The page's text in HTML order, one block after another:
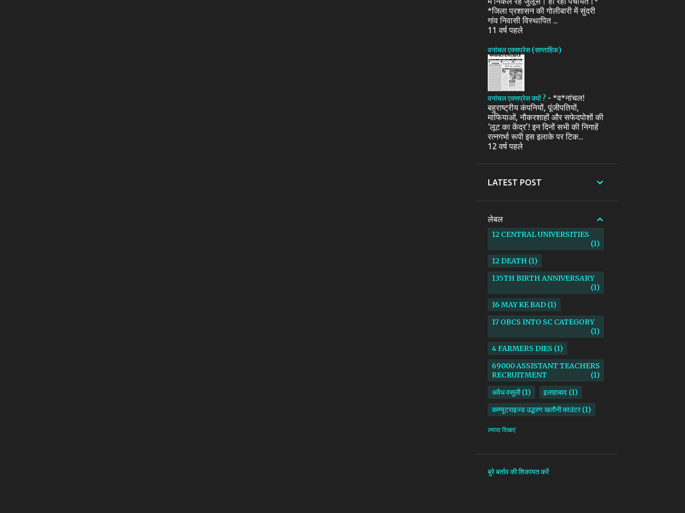
*जिला प्रशासन की गोलीबारी में सुंदरी
गांव निवासी विस्थापित ...
11 वर्ष पहले
वनांचल एक्सप्रेस (साप्ताहिक)
वनांचल एक्सप्रेस क्यों ? - *व*नांचल!
बहुराष्ट्रीय कंपनियों, पूंजीपतियों,
माफियाओं, नौकरशाहों और सफेदपोशों की
‘लूट का केंद्र’! इन दिनों सभी की निगाहें
रत्नगर्भा रूपी इस इलाके पर टिक...
12 वर्ष पहले
LATEST POST
लेबल
12 CENTRAL UNIVERSITIES
1
12 DEATH 1
135TH BIRTH ANNIVERSARY
1
16 MAY KE BAD 1
17 OBCS INTO SC CATEGORY
1
4 FARMERS DIES 1
69000 ASSISTANT TEACHERS
RECRUITMENT
1
अवैध वसूली 1 इलाहाबाद 1
कम्प्यूटराइज्ड उद्धरण खतौनी काउंटर 1
किसान 1
AAM ADAMI PARTY
ज़्यादा दिखाएं
बुरे बर्ताव की शिकायत करें